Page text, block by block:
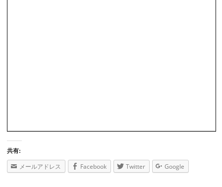
共有:
メールアドレス Facebook Twitter Google